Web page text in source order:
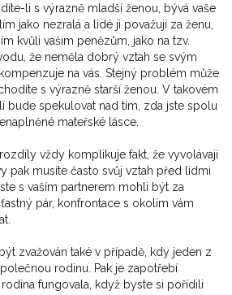
li s výrazně mladší ženou, bývá vaše
jako nezralá a lidé ji považují za ženu,
kvůli vašim penězům, jako na tzv.
že neměla dobrý vztah se svým
na vás. Stejný problém může
s výrazně starší ženou. V takovém
bude spekulovat nad tím, zda jste spolu
mateřské lásce.
vždy komplikuje fakt, že vyvolávají
pak musíte často svůj vztah před lidmi
s vaším partnerem mohli být za
pár, konfrontace s okolím vám
zvažován také v případě, kdy jeden z
rodinu. Pak je zapotřebí
fungovala, když byste si pořídili